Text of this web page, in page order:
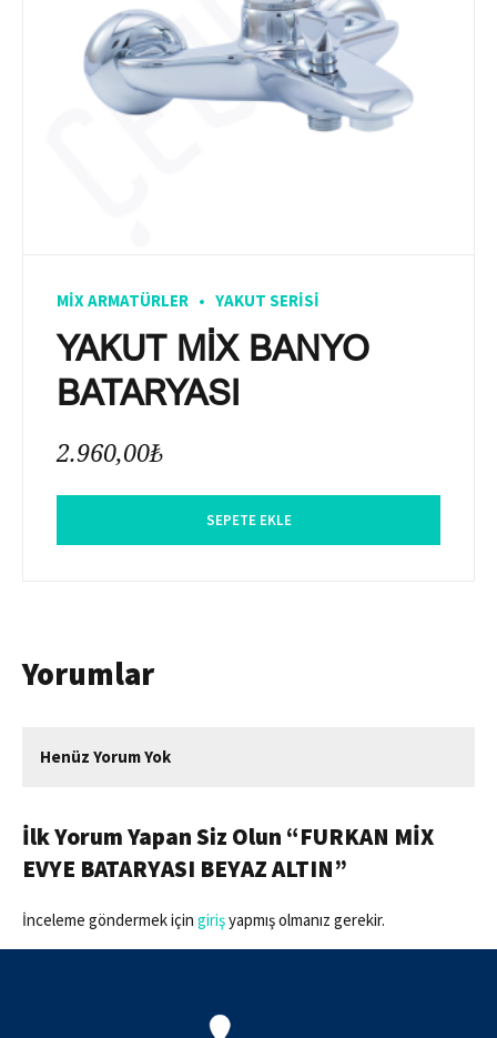
MIX ARMATÜRLER YAKUT SERISI
YAKUT MİX BANYO
BATARYASI
2.960,00₺
SEPETE EKLE
Yorumlar
Henüz Yorum Yok
İlk Yorum Yapan Siz Olun “FURKAN MİX
EVYE BATARYASI BEYAZ ALTIN”
İnceleme göndermek için girişyapmış olmanız gerekir.